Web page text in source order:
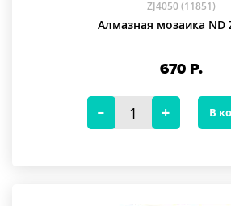
ZJ4050 (11851)
Алмазная мозаика ND
670Р.
В